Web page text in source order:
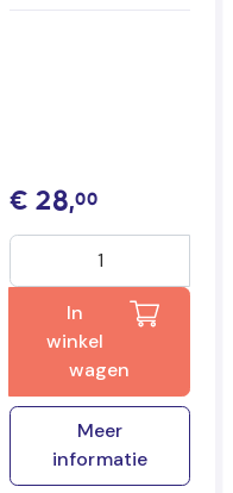
€ 28,00
In
winkel
wagen
Meer
informatie